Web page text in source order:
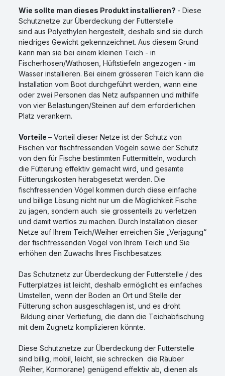
Wie sollte man dieses Produkt installieren? - Diese
Schutznetze zur Überdeckung der Futterstelle
sind aus Polyethylen hergestellt, deshalb sind sie durch
niedriges Gewicht gekennzeichnet. Aus diesem Grund
kann man sie bei einem kleinen Teich - in
Fischerhosen/Wathosen, Hüftstiefeln angezogen - im
Wasser installieren. Bei einem grösseren Teich kann die
Installation vom Boot durchgeführt werden, wann eine
oder zwei Personen das Netz aufspannen und mithilfe
von vier Belastungen/Steinen auf dem erforderlichen
Platz verankern.
Vorteile – Vorteil dieser Netze ist der Schutz von
Fischen vor fischfressenden Vögeln sowie der Schutz
von den für Fische bestimmten Futtermitteln, wodurch
die Fütterung effektiv gemacht wird, und gesamte
Fütterungskosten herabgesetzt werden. Die
fischfressenden Vögel kommen durch diese einfache
und billige Lösung nicht nur um die Möglichkeit Fische
zu jagen, sondern auch sie grossenteils zu verletzen
und damit wertlos zu machen. Durch Installation dieser
Netze auf Ihrem Teich/Weiher erreichen Sie „Verjagung“
der fischfressenden Vögel von Ihrem Teich und Sie
erhöhen den Zuwachs Ihres Fischbesatzes.
Das Schutznetz zur Überdeckung der Futterstelle / des
Futterplatzes ist leicht, deshalb ermöglicht es einfaches
Umstellen, wenn der Boden an Ort und Stelle der
Fütterung schon ausgeschlagen ist, und es droht
Bildung einer Vertiefung, die dann die Teichabfischung
mit dem Zugnetz komplizieren könnte.
Diese Schutznetze zur Überdeckung der Futterstelle
sind billig, mobil, leicht, sie schrecken die Räuber
(Reiher, Kormorane) genügend effektiv ab, dienen als